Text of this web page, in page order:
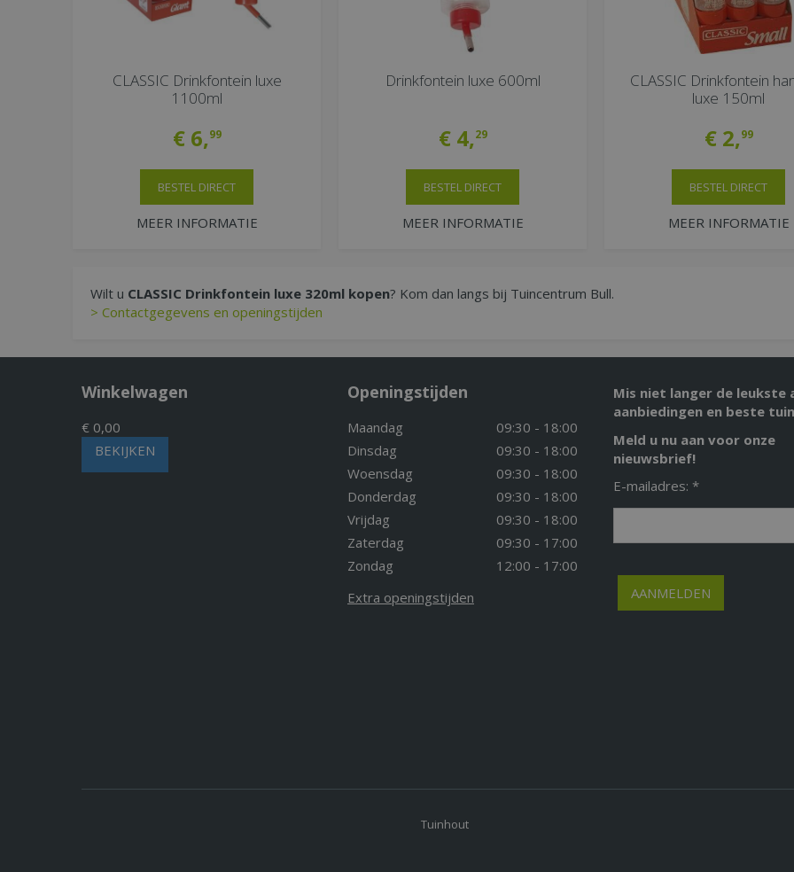
CLASSIC Drinkfontein luxe
1100ml
€ 6,99
MEER INFORMATIE
BESTEL DIRECT
Drinkfontein luxe 600ml
€ 4,29
MEER INFORMATIE
BESTEL DIRECT
CLASSIC Drinkfontein
luxe 150ml
€ 2,99
MEER INFORMATIE
BESTEL DIRECT
Wilt u CLASSIC Drinkfontein luxe 320ml kopen? Kom dan langs bij Tuincentrum Bull.
> Contactgegevens en openingstijden
Winkelwagen
€ 0,00
BEKIJKEN
Openingstijden
Maandag
09:30 - 18:00
Dinsdag
09:30 - 18:00
Woensdag
09:30 - 18:00
Donderdag
09:30 - 18:00
Vrijdag
09:30 - 18:00
Zaterdag
09:30 - 17:00
Zondag
12:00 - 17:00
Extra openingstijden
Mis niet langer de leukste
aanbiedingen en beste
Meld u nu aan voor onze
nieuwsbrief!
E-mailadres: *
Tuinhout